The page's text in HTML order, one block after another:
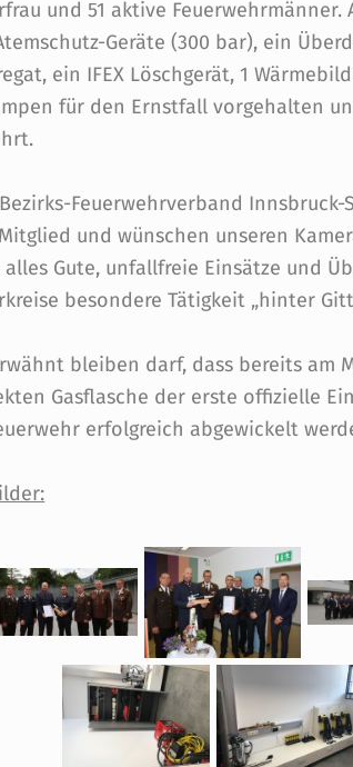
und 51 aktive
Geräte (300 bar), ein
ein IFEX Löschgerät, 1
für den Ernstfall vorgehalten
Bezirks-Feuerwehrverband
und wünschen unseren
Gute, unfallfreie Einsätze und
besondere Tätigkeit „hinter
bleiben darf, dass bereits am
Gasflasche der erste offizielle
erfolgreich abgewickelt